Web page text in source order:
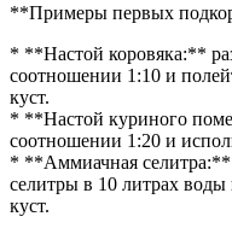
**Примеры первых
* **Настой коровяка:**
соотношении 1:10 и
куст.
* **Настой куриного
соотношении 1:20 и
* **Аммиачная селитра:**
селитры в 10 литрах
куст.